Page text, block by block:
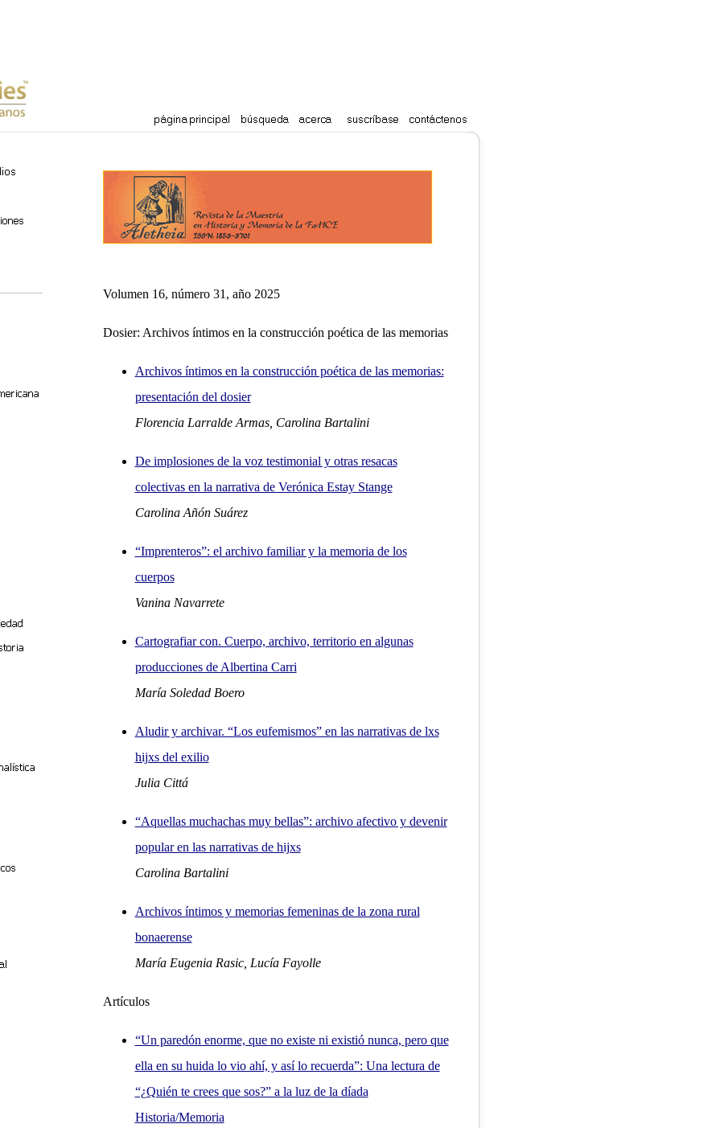
Volumen 16, número 31, año 2025
Dosier: Archivos íntimos en la construcción poética de las memorias
Archivos íntimos en la construcción poética de las memorias:
presentación del dosier
Florencia Larralde Armas, Carolina Bartalini
De implosiones de la voz testimonial y otras resacas
colectivas en la narrativa de Verónica Estay Stange
Carolina Añón Suárez
“Imprenteros”: el archivo familiar y la memoria de los
cuerpos
Vanina Navarrete
Cartografiar con. Cuerpo, archivo, territorio en algunas
producciones de Albertina Carri
María Soledad Boero
Aludir y archivar. “Los eufemismos” en las narrativas de lxs
hijxs del exilio
Julia Cittá
“Aquellas muchachas muy bellas”: archivo afectivo y devenir
popular en las narrativas de hijxs
Carolina Bartalini
Archivos íntimos y memorias femeninas de la zona rural
bonaerense
María Eugenia Rasic, Lucía Fayolle
Artículos
“Un paredón enorme, que no existe ni existió nunca, pero que
ella en su huida lo vio ahí, y así lo recuerda”: Una lectura de
“¿Quién te crees que sos?” a la luz de la díada
Historia/Memoria